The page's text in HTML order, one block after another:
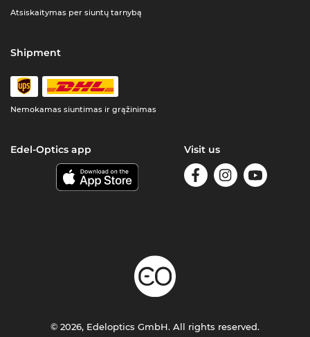
Atsiskaitymas per siuntų tarnybą
Shipment
Nemokamas siuntimas ir grąžinimas
Edel-Optics app Visit us
© 2026, Edeloptics GmbH. All rights reserved.